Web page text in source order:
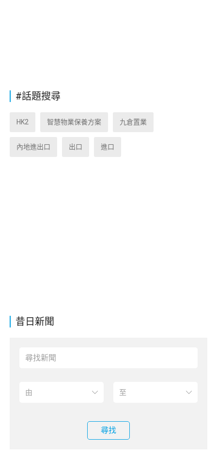
昔日新聞
尋找
#話題搜尋
HK2 智慧物業保養方案 九倉置業
內地進出口 出口 進口